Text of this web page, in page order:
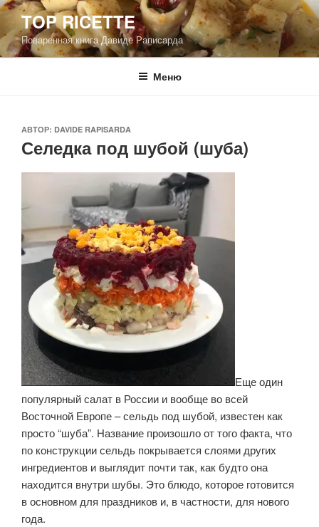
Перейти
содержимому
TOP RICETTE
Поваренная книга Давиде Раписарда
Меню
ОПУБЛИКОВАНО
АВТОР: DAVIDE RAPISARDA
Селедка под шубой (шуба)
Еще один
популярный салат в России и вообще во всей
Восточной Европе – сельдь под шубой, известен как
просто “шуба”. Название произошло от того факта, что
по конструкции сельдь покрывается слоями других
ингредиентов и выглядит почти так, как будто она
находится внутри шубы. Это блюдо, которое готовится
в основном для праздников и, в частности, для нового
года.